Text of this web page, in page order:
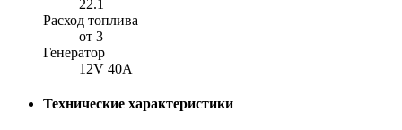
22.1
Расход топлива
от 3
Генератор
12V 40A
Технические характеристики